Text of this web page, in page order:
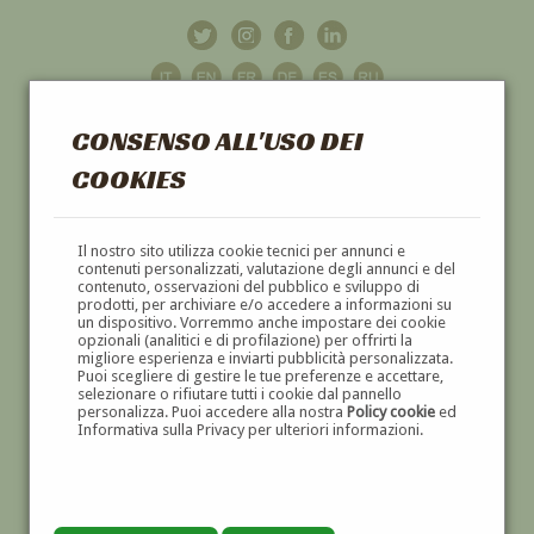
CONSENSO ALL'USO DEI
COOKIES
Il nostro sito utilizza cookie tecnici per annunci e
contenuti personalizzati, valutazione degli annunci e del
contenuto, osservazioni del pubblico e sviluppo di
prodotti, per archiviare e/o accedere a informazioni su
un dispositivo. Vorremmo anche impostare dei cookie
opzionali (analitici e di profilazione) per offrirti la
migliore esperienza e inviarti pubblicità personalizzata.
Puoi scegliere di gestire le tue preferenze e accettare,
selezionare o rifiutare tutti i cookie dal pannello
personalizza. Puoi accedere alla nostra Policy cookieed
Informativa sulla Privacy per ulteriori informazioni.
GALLERIAD'ARTE
DIPINTI E SCULTURE '800 E '900